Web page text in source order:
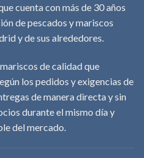
cuenta con más de 30 años
de pescados y mariscos
y de sus alrededores.
de calidad que
los pedidos y exigencias de
de manera directa y sin
durante el mismo día y
del mercado.